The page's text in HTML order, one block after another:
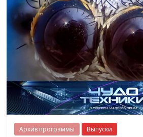
Архив программы Выпуски